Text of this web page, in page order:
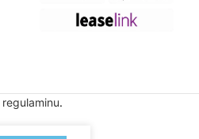
regulaminu.